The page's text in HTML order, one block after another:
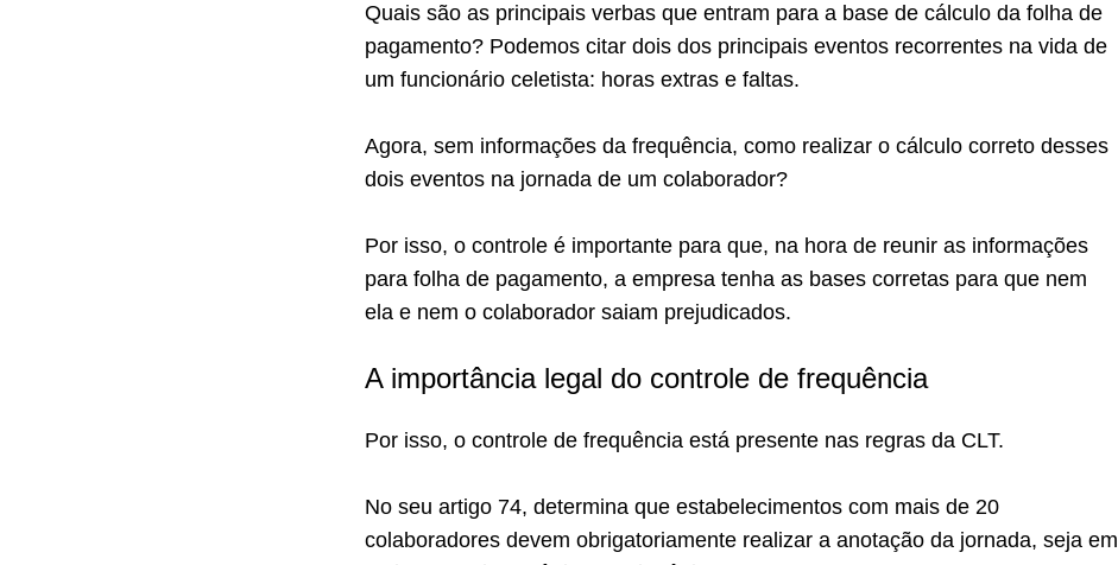
Quais são as principais verbas que entram para a base de cálculo da folha de
pagamento? Podemos citar dois dos principais eventos recorrentes na vida de
um funcionário celetista: horas extras e faltas.
Agora, sem informações da frequência, como realizar o cálculo correto desses
dois eventos na jornada de um colaborador?
Por isso, o controle é importante para que, na hora de reunir as informações
para folha de pagamento, a empresa tenha as bases corretas para que nem
ela e nem o colaborador saiam prejudicados.
A importância legal do controle de frequência
Por isso, o controle de frequência está presente nas regras da CLT.
No seu artigo 74, determina que estabelecimentos com mais de 20
colaboradores devem obrigatoriamente realizar a anotação da jornada, seja em